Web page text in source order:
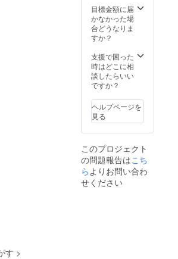
くこと
でご入
場いた
だけま
ステー
ジから
見て一
番後ろ
になり
ます。
見えづ
らい場
ざいま
すの
で、予
めご了
承くだ
目標金額に届
かなかった場
合どうなりま
すか？
支援で困った
時はどこに相
談したらいい
ですか？
ヘルプページを
見る
このプロジェクト
の問題報告はこち
ら よりお問い合わ
せください
す >